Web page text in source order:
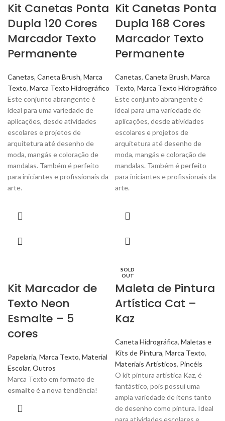
Kit Canetas Ponta
Dupla 120 Cores
Marcador Texto
Permanente
Canetas, Caneta Brush, Marca
Texto, Marca Texto Hidrográfico
Este conjunto abrangente é
ideal para uma variedade de
aplicações, desde atividades
escolares e projetos de
arquitetura até desenho de
moda, mangás e coloração de
mandalas. Também é perfeito
para iniciantes e profissionais da
arte.
Kit Canetas Ponta
Dupla 168 Cores
Marcador Texto
Permanente
Canetas, Caneta Brush, Marca
Texto, Marca Texto Hidrográfico
Este conjunto abrangente é
ideal para uma variedade de
aplicações, desde atividades
escolares e projetos de
arquitetura até desenho de
moda, mangás e coloração de
mandalas. Também é perfeito
para iniciantes e profissionais da
arte.
Kit Marcador de
Texto Neon
Esmalte – 5
cores
Papelaria, Marca Texto, Material
Escolar, Outros
Marca Texto em formato de
esmalteé a nova tendência!
SOLD
OUT
Maleta de Pintura
Artística Cat –
Kaz
Caneta Hidrográfica, Maletas e
Kits de Pintura, Marca Texto,
Materiais Artísticos, Pincéis
O kit pintura artística Kaz, é
fantástico, pois possui uma
ampla variedade de itens tanto
de desenho como pintura. Ideal